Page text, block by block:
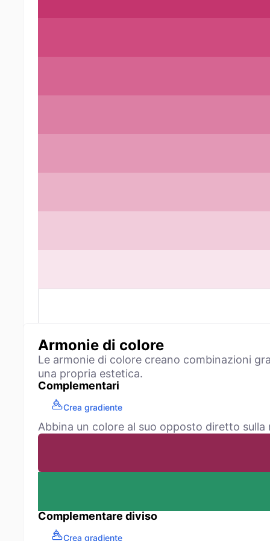
Armonie di colore
Le armonie di colore creano combinazioni
una propria estetica.
Complementari
Crea gradiente
Abbina un colore al suo opposto diretto
Complementare diviso
Crea gradiente